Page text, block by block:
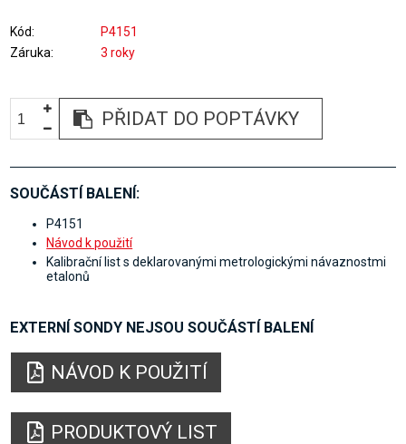
Kód
P4151
Záruka
3 roky
PŘIDAT DO POPTÁVKY
SOUČÁSTÍ BALENÍ:
P4151
Návod k použití
Kalibrační list s deklarovanými metrologickými návaznostmi
etalonů
EXTERNÍ SONDY NEJSOU SOUČÁSTÍ BALENÍ
NÁVOD K POUŽITÍ
PRODUKTOVÝ LIST